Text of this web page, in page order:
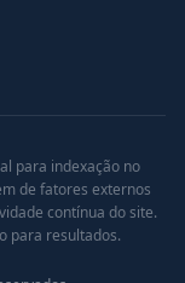
para indexação no
de fatores externos
contínua do site.
para resultados.